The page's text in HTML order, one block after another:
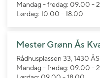
Mandag - fredag: 09.00 -
Lørdag: 10.00 - 18.00
Mester Grønn Ås
Rådhusplassen 33, 1430 ÅS
Mandag - fredag: 09.00 -